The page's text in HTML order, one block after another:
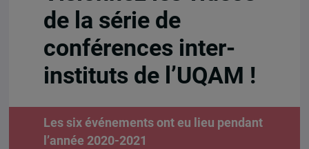
de la série de
conférences inter-
instituts de l’UQAM !
Les six événements ont eu lieu pendant
l’année 2020-2021